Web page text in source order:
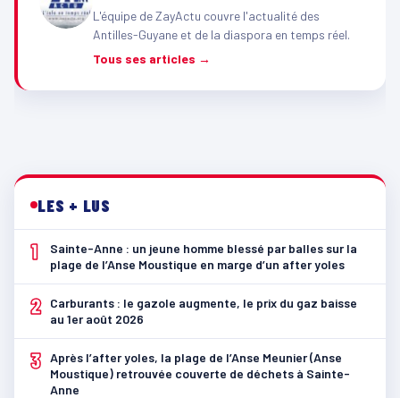
L'équipe de ZayActu couvre l'actualité des
Antilles-Guyane et de la diaspora en temps réel.
Tous ses articles →
LES + LUS
1
Sainte-Anne : un jeune homme blessé par balles sur la
plage de l’Anse Moustique en marge d’un after yoles
2
Carburants : le gazole augmente, le prix du gaz baisse
au 1er août 2026
3 Après l’after yoles, la plage de l’Anse Meunier (Anse
Moustique) retrouvée couverte de déchets à Sainte-
Anne